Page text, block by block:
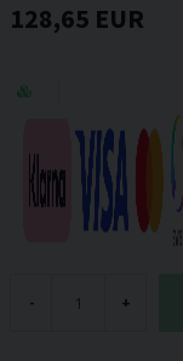
128,65 EUR
- +